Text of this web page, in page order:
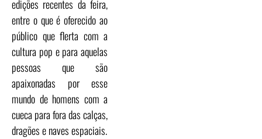
edições recentes da feira,
entre o que é oferecido ao
público que flerta com a
cultura pop e para aquelas
pessoas que são
apaixonadas por esse
mundo de homens com a
cueca para fora das calças,
dragões e naves espaciais.